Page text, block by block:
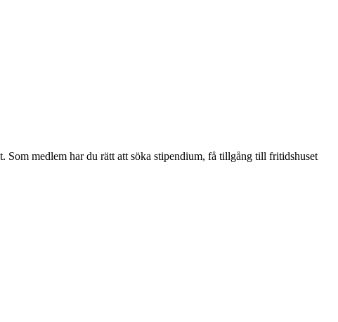
medlem har du rätt att söka stipendium, få tillgång till fritidshuset